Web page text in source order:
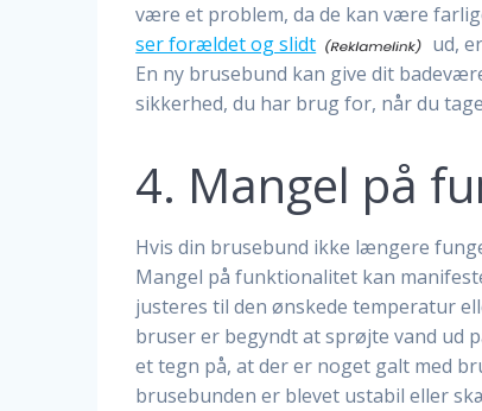
være et problem, da de kan være
ser forældet og slidt
ud,
En ny brusebund kan give dit
sikkerhed, du har brug for, når du
4. Mangel på
Hvis din brusebund ikke længere
Mangel på funktionalitet kan
justeres til den ønskede temperatur
bruser er begyndt at sprøjte vand ud
et tegn på, at der er noget galt med
brusebunden er blevet ustabil eller